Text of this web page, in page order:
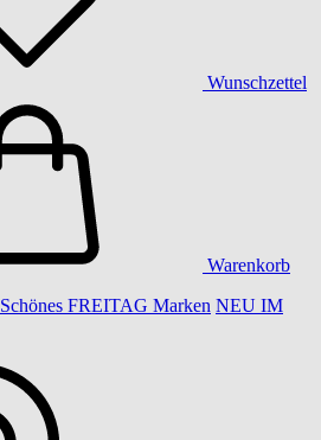
Wunschzettel
Warenkorb
Schönes FREITAG Marken NEU IM